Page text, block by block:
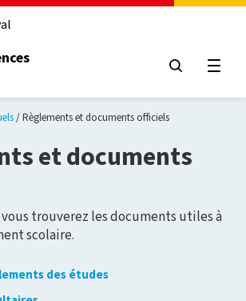
Aller au contenu principal
Règlements et documents officiels
et documents
trouverez les documents utiles à
scolaire.
des études